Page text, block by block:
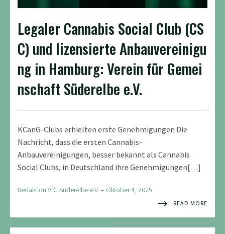
Legaler Cannabis Social Club (CS
C) und lizensierte Anbauvereinigu
ng in Hamburg: Verein für Gemei
nschaft Süderelbe e.V.
KCanG-Clubs erhielten erste Genehmigungen Die
Nachricht, dass die ersten Cannabis-
Anbauvereinigungen, besser bekannt als Cannabis
Social Clubs, in Deutschland ihre Genehmigungen[…]
Redaktion VfG Süderelbe e.V. - Oktober 4, 2025
READ MORE